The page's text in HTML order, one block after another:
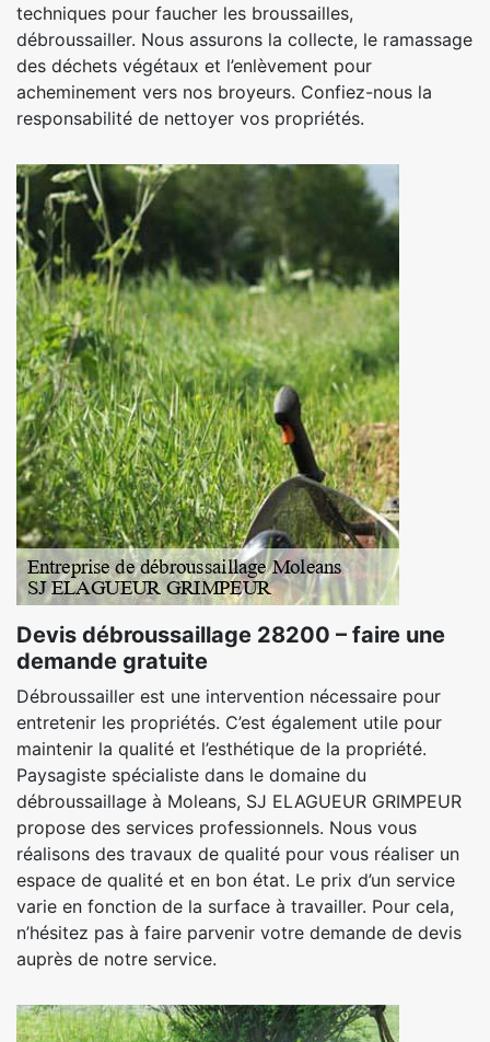
techniques pour faucher les broussailles,
débroussailler. Nous assurons la collecte, le ramassage
des déchets végétaux et l’enlèvement pour
acheminement vers nos broyeurs. Confiez-nous la
responsabilité de nettoyer vos propriétés.
Devis débroussaillage 28200 – faire une
demande gratuite
Débroussailler est une intervention nécessaire pour
entretenir les propriétés. C’est également utile pour
maintenir la qualité et l’esthétique de la propriété.
Paysagiste spécialiste dans le domaine du
débroussaillage à Moleans, SJ ELAGUEUR GRIMPEUR
propose des services professionnels. Nous vous
réalisons des travaux de qualité pour vous réaliser un
espace de qualité et en bon état. Le prix d’un service
varie en fonction de la surface à travailler. Pour cela,
n’hésitez pas à faire parvenir votre demande de devis
auprès de notre service.